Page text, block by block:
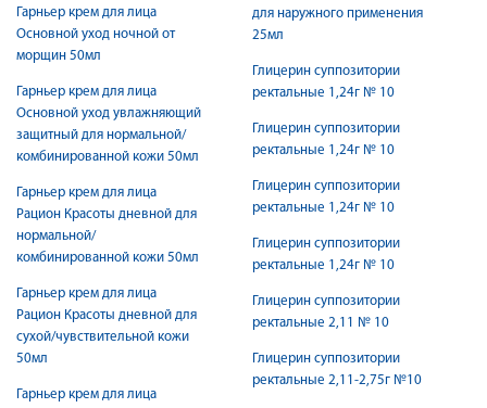
Гарньер крем для лица
Основной уход ночной от
морщин 50мл
Гарньер крем для лица
Основной уход увлажняющий
защитный для нормальной/
комбинированной кожи 50мл
Гарньер крем для лица
Рацион Красоты дневной для
нормальной/
комбинированной кожи 50мл
Гарньер крем для лица
Рацион Красоты дневной для
сухой/чувствительной кожи
50мл
Гарньер крем для лица
для наружного применения
25мл
Глицерин суппозитории
ректальные 1,24г № 10
Глицерин суппозитории
ректальные 1,24г № 10
Глицерин суппозитории
ректальные 1,24г № 10
Глицерин суппозитории
ректальные 1,24г № 10
Глицерин суппозитории
ректальные 2,11 № 10
Глицерин суппозитории
ректальные 2,11-2,75г №10